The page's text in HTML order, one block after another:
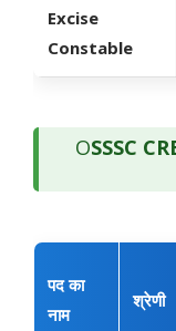
Excise
Constable
OSSSC
पद का
नाम
श्रेणी